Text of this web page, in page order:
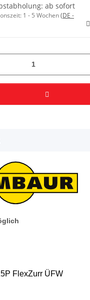
ab sofort
1 - 5 Wochen(DE -
FlexZurr ÜFW